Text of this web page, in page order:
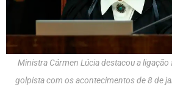
Ministra Cármen Lúcia destacou a ligação
golpista com os acontecimentos de 8 de